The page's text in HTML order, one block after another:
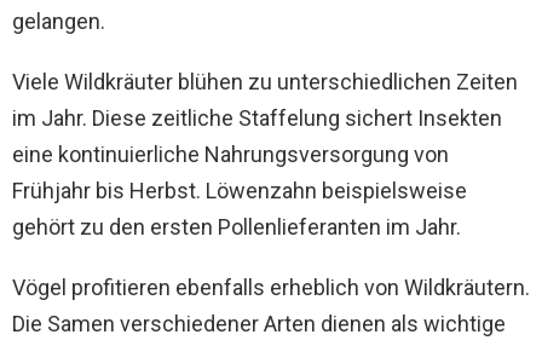
gelangen.
Viele Wildkräuter blühen zu unterschiedlichen Zeiten
im Jahr. Diese zeitliche Staffelung sichert Insekten
eine kontinuierliche Nahrungsversorgung von
Frühjahr bis Herbst. Löwenzahn beispielsweise
gehört zu den ersten Pollenlieferanten im Jahr.
Vögel profitieren ebenfalls erheblich von Wildkräutern.
Die Samen verschiedener Arten dienen als wichtige